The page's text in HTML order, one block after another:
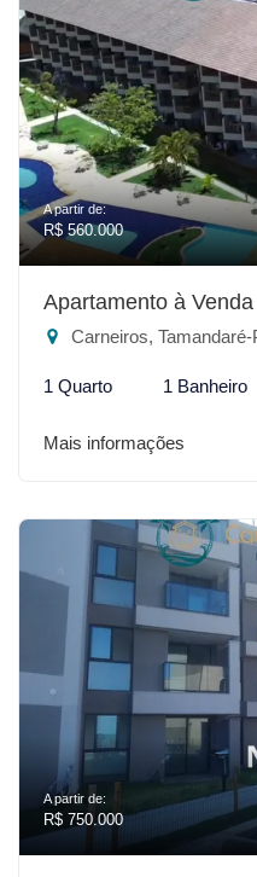
A partir de:
R$ 560.000
Apartamento à
Carneiros, Tamandaré-
1 Quarto 1 Banheiro
Mais informações
A partir de:
R$ 750.000